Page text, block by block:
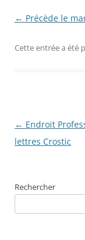
← Précède le
Cette entrée a été
Navigation
des
← Endroit
lettres Crostic
Rechercher